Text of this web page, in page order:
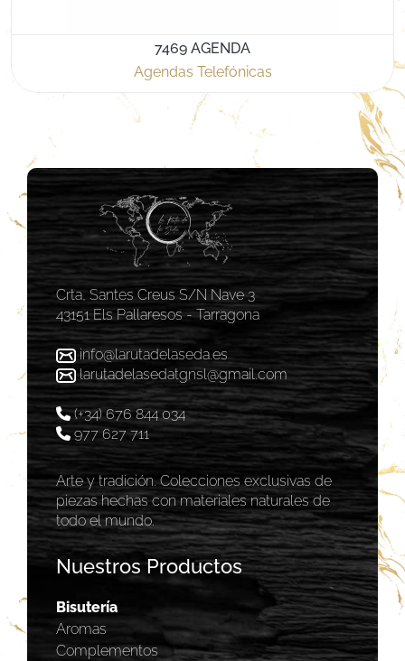
7469 AGENDA
Agendas Telefónicas
Crta, Santes Creus S/N Nave 3
43151 Els Pallaresos - Tarragona
info@larutadelaseda.es
larutadelasedatgnsl@gmail.com
(+34) 676 844 034
977 627 711
Arte y tradición. Colecciones exclusivas de
piezas hechas con materiales naturales de
todo el mundo.
Nuestros Productos
Bisutería
Aromas
Complementos